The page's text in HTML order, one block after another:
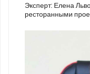
Эксперт: Елена
ресторанными